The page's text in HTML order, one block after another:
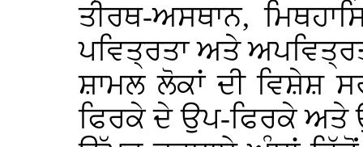
ਤੀਰਥ-ਅਸਥਾਨ,
ਪਵਿਤ੍ਰਤਾ ਅਤੇ
ਸ਼ਾਮਲ ਲੋਕਾਂ ਦੀ ਵਿਸ਼ੇਸ਼
ਫਿਰਕੇ ਦੇ ਉਪ-ਫਿਰਕੇ